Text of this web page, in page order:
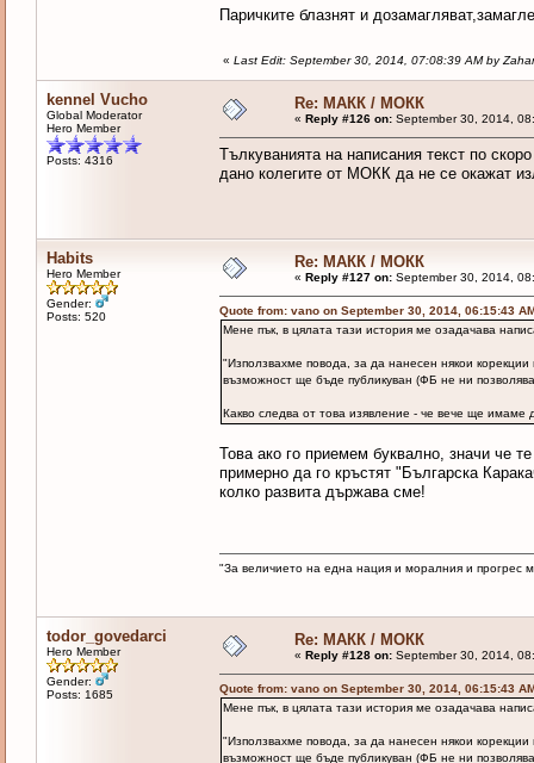
Паричките блазнят и
« Last Edit: September 30, 2014, 07:08:39 AM by
kennel Vucho
Global Moderator
Hero Member
Posts: 4316
Re: МАКК / МОКК
« Reply #126 on:September 30, 2014,
Тълкуванията на написания текст по
дано колегите от МОКК да не се окажат
Habits
Hero Member
Gender:
Posts: 520
Re: МАКК / МОКК
« Reply #127 on:September 30, 2014,
Quote from: vano on September 30, 2014, 06:15:43
Мене пък, в цялата тази история ме озадачава
"Използвахме повода, за да нанесен някои
възможност ще бъде публикуван (ФБ не ни
Какво следва от това изявление - че вече ще
Това ако го приемем буквално, значи че
примерно да го кръстят "Българска
колко развита държава сме!
"За величието на една нация и моралния и прогрес
todor_govedarci
Hero Member
Gender:
Posts: 1685
Re: МАКК / МОКК
« Reply #128 on:September 30, 2014,
Quote from: vano on September 30, 2014, 06:15:43
Мене пък, в цялата тази история ме озадачава
"Използвахме повода, за да нанесен някои
възможност ще бъде публикуван (ФБ не ни